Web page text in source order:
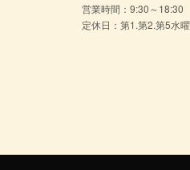
営業時間：9:30～18:30
定休日：第1.第2.第5水